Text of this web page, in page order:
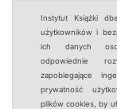
Instytut Książki
użytkowników i
ich danych
odpowiednie
zapobiegające
prywatność
plików cookies, by